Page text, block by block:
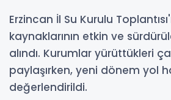
Erzincan İl Su Kurulu
kaynaklarının etkin ve
alındı. Kurumlar yürüttükleri
paylaşırken, yeni dönem yol
değerlendirildi.